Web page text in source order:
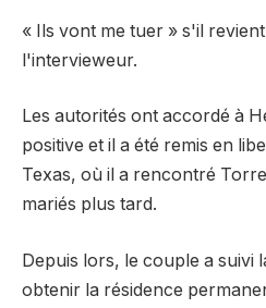
« Ils vont me tuer » s'il
l'intervieweur.
Les autorités ont accordé à
positive et il a été remis en
Texas, où il a rencontré
mariés plus tard.
Depuis lors, le couple a suivi
obtenir la résidence